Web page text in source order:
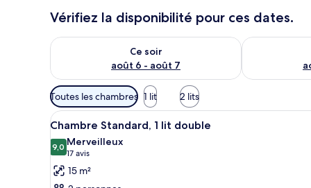
Vérifiez la disponibilité pour ces dates.
Ce soir
août 6 - août 7
Vérifier la disponibilité pour ce soir août 6 - août 7
Vérifier la
Filtres
disponibles
pour
les
chambres
Toutes les chambres 1 lit 2 lits
Afficher
toutes
les
photos
pour
Une chambre d’hôtel
6
Chambre Standard, 1 lit double
9,09,0 sur 10
Merveilleux
17 avis
(17 avis)
15 m²